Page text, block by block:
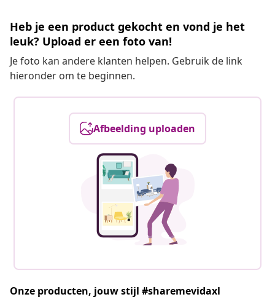
Heb je een product gekocht en vond je het
leuk? Upload er een foto van!
Je foto kan andere klanten helpen. Gebruik de link
hieronder om te beginnen.
Afbeelding uploaden
Onze producten, jouw stijl #sharemevidaxl